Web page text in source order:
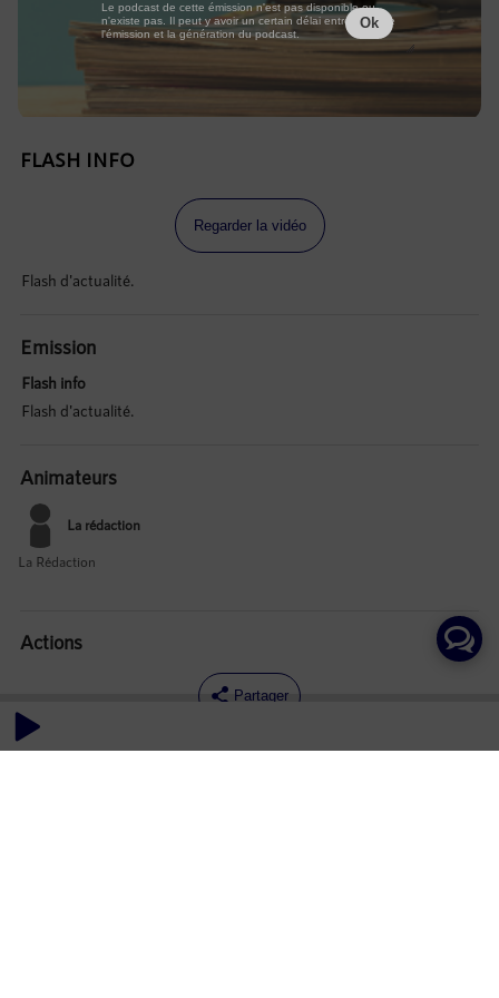
FLASH INFO
Regarder la vidéo
Flash d'actualité.
Emission
Flash info
Flash d'actualité.
Animateurs
La rédaction
La Rédaction
Actions
Partager
Commentaires
Le podcast de cette émission n'est pas disponible ou
n'existe pas. Il peut y avoir un certain délai entre la fin de
l'émission et la génération du podcast.
Ok